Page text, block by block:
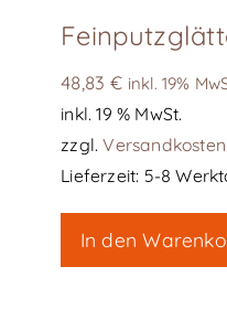
48,83€ inkl. 19%
inkl. 19 % MwSt.
zzgl.Versandkosten
Lieferzeit: 5-8
In den